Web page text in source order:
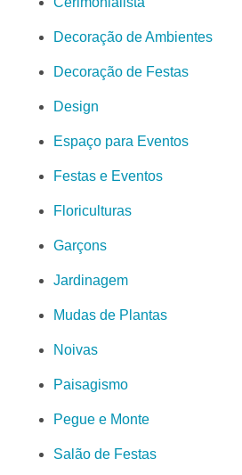
Decoração de Ambientes
Decoração de Festas
Design
Espaço para Eventos
Festas e Eventos
Floriculturas
Garçons
Jardinagem
Mudas de Plantas
Noivas
Paisagismo
Pegue e Monte
Salão de Festas